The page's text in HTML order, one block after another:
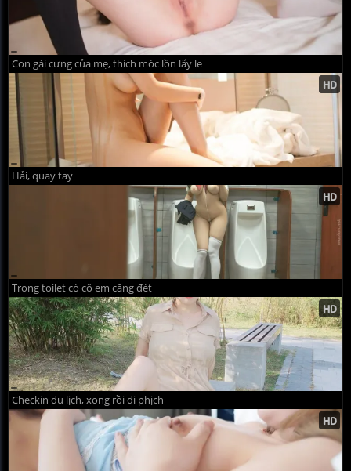
Con gái cưng của mẹ, thích móc lồn lấy le
Hải, quay tay
Trong toilet có cô em căng đét
Checkin du lịch, xong rồi đi phịch